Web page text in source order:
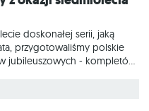
doskonałej serii, jaką
przygotowaliśmy polskie
jubileuszowych - kompletów